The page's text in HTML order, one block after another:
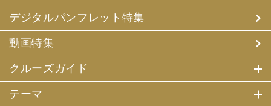
デジタルパンフレット特集
動画特集
クルーズガイド
テーマ